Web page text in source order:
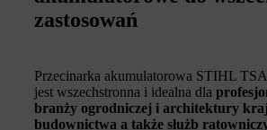
zastosowań
Przecinarka akumulatorowa STIHL
jest wszechstronna i idealna dla
branży ogrodniczej i architektury
budownictwa a także służb